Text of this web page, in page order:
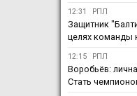
12:31 РПЛ
Защитник
целях команды
12:15 РПЛ
Воробьёв:
Стать